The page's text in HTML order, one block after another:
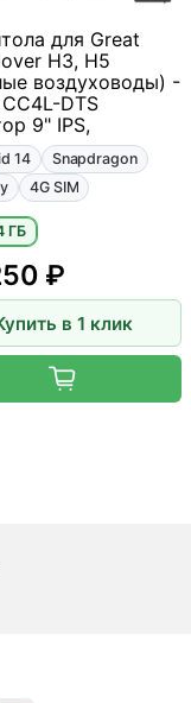
для Great
H3, H5
воздуховоды) -
DTS
9" IPS,
14
Snapdragon
4G SIM
ГБ
₽
в 1 клик